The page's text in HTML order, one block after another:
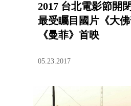
2017 台北電影節開
最受矚目國片《大佛
《曼菲》首映
05.23.2017